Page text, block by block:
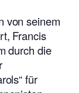
von seinem
Francis
durch die
für